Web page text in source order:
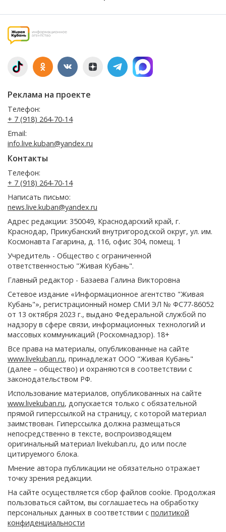
Реклама на проекте
Телефон:
+ 7 (918) 264-70-14
Email:
info.live.kuban@yandex.ru
Контакты
Телефон:
+ 7 (918) 264-70-14
Написать письмо:
news.live.kuban@yandex.ru
Адрес редакции: 350049, Краснодарский край, г.
Краснодар, Прикубанский внутригородской округ, ул. им.
Космонавта Гагарина, д. 116, офис 304, помещ. 1
Учредитель - Общество с ограниченной
ответственностью "Живая Кубань".
Главный редактор - Базаева Галина Викторовна
Сетевое издание «Информационное агентство "Живая
Кубань"», регистрационный номер СМИ ЭЛ № ФС77-86052
от 13 октября 2023 г., выдано Федеральной службой по
надзору в сфере связи, информационных технологий и
массовых коммуникаций (Роскомнадзор). 18+
Все права на материалы, опубликованные на сайте
www.livekuban.ru, принадлежат ООО "Живая Кубань"
(далее – общество) и охраняются в соответствии с
законодательством РФ.
Использование материалов, опубликованных на сайте
www.livekuban.ru, допускается только с обязательной
прямой гиперссылкой на страницу, с которой материал
заимствован. Гиперссылка должна размещаться
непосредственно в тексте, воспроизводящем
оригинальный материал livekuban.ru, до или после
цитируемого блока.
Мнение автора публикации не обязательно отражает
точку зрения редакции.
На сайте осуществляется сбор файлов cookie. Продолжая
пользоваться сайтом, вы соглашаетесь на обработку
персональных данных в соответствии с политикой
конфиденциальности